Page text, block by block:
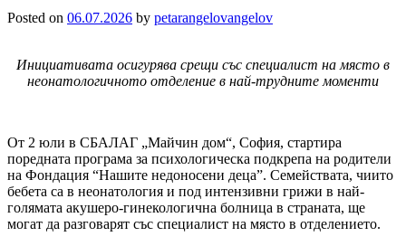
Posted on 06.07.2026 by petarangelovangelov
Инициативата осигурява срещи със специалист на място в
неонатологичното отделение в най-трудните моменти
От 2 юли в СБАЛАГ „Майчин дом“, София, стартира
поредната програма за психологическа подкрепа на родители
на Фондация “Нашите недоносени деца”. Семействата, чиито
бебета са в неонатология и под интензивни грижи в най-
голямата акушеро-гинекологична болница в страната, ще
могат да разговарят със специалист на място в отделението.